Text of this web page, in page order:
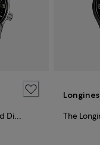
The Longines Legend Diver Watch
Longines